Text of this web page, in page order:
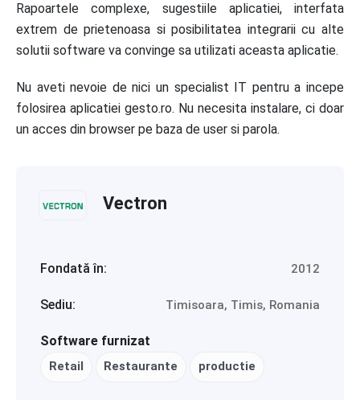
Rapoartele complexe, sugestiile aplicatiei, interfata
extrem de prietenoasa si posibilitatea integrarii cu alte
solutii software va convinge sa utilizati aceasta aplicatie.
Nu aveti nevoie de nici un specialist IT pentru a incepe
folosirea aplicatiei gesto.ro. Nu necesita instalare, ci doar
un acces din browser pe baza de user si parola.
Vectron
Fondată în: 2012
Sediu: Timisoara, Timis, Romania
Software furnizat
Retail Restaurante productie